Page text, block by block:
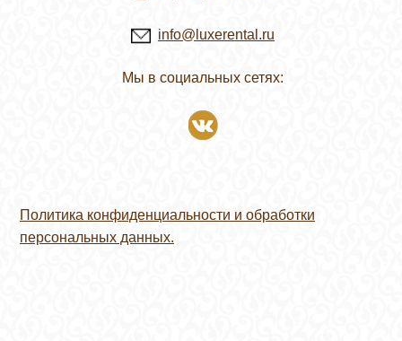
info@luxerental.ru
Мы в социальных сетях:
Политика конфиденциальности и обработки
персональных данных.